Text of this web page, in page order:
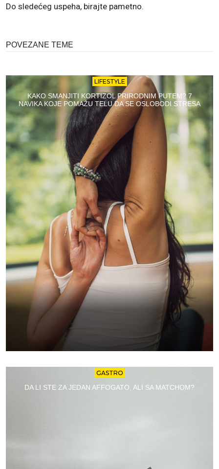
Do sledećeg uspeha, birajte pametno.
POVEZANE TEME
LIFESTYLE
KAKO SMANJITI KORTIZOL PRIRODNIM PUTEM? 7
NAVIKA KOJE POMAŽU TELU DA SE OSLOBODI STRESA
GASTRO
DA LI STE ZA JEDAN AFFOGATO, ALI SA MATCHOM?